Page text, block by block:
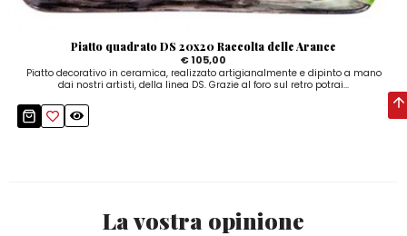
Piatto quadrato DS 20x20 Raccolta delle Arance
€ 105,00
Piatto decorativo in ceramica, realizzato artigianalmente e dipinto a mano
dai nostri artisti, della linea DS. Grazie al foro sul retro potrai...
La vostra opinione